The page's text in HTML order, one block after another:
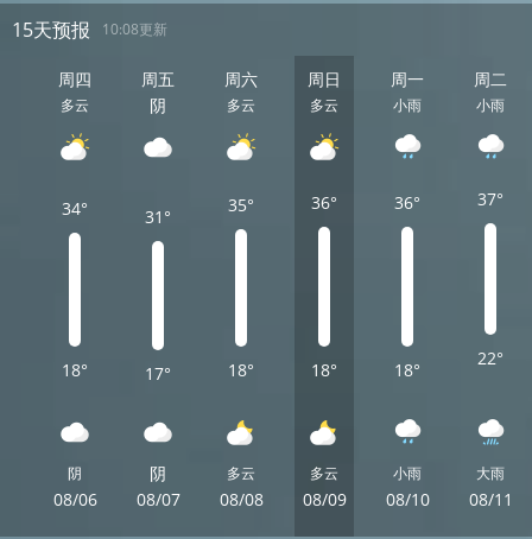
15天预报 10:08更新
周四
多云
34°
18°
阴
08/06
周五
阴
31°
17°
阴
08/07
周六
多云
35°
18°
多云
08/08
周日
多云
36°
18°
多云
08/09
周一
小雨
36°
18°
小雨
08/10
周二
小雨
37°
22°
大雨
08/11